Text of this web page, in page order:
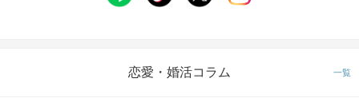
恋愛・婚活コラム 一覧